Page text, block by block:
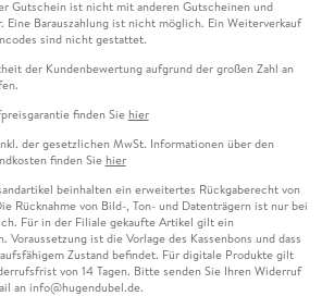
Gutschein ist nicht mit anderen Gutscheinen und
Eine Barauszahlung ist nicht möglich. Ein Weiterverkauf
sind nicht gestattet.
der Kundenbewertung aufgrund der großen Zahl an
finden Sie hier
der gesetzlichen MwSt. Informationen über den
finden Sie hier
beinhalten ein erweitertes Rückgaberecht von
Rücknahme von Bild-, Ton- und Datenträgern ist nur bei
Für in der Filiale gekaufte Artikel gilt ein
Voraussetzung ist die Vorlage des Kassenbons und dass
Zustand befindet. Für digitale Produkte gilt
von 14 Tagen. Bitte senden Sie Ihren Widerruf
an info@hugendubel.de.